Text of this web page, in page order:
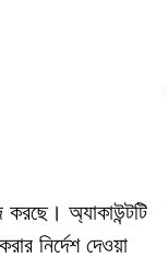
করছে। অ্যাকাউন্টটি
নির্দেশ দেওয়া